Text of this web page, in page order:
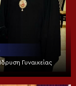
Γυναικείας